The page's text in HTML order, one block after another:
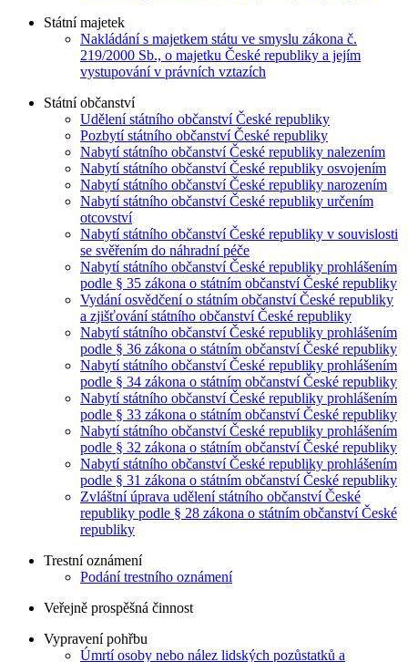
Státní majetek
Nakládání s majetkem státu ve smyslu zákona č.
219/2000 Sb., o majetku České republiky a jejím
vystupování v právních vztazích
Státní občanství
Udělení státního občanství České republiky
Pozbytí státního občanství České republiky
Nabytí státního občanství České republiky nalezením
Nabytí státního občanství České republiky osvojením
Nabytí státního občanství České republiky narozením
Nabytí státního občanství České republiky určením
otcovství
Nabytí státního občanství České republiky v souvislosti
se svěřením do náhradní péče
Nabytí státního občanství České republiky prohlášením
podle § 35 zákona o státním občanství České republiky
Vydání osvědčení o státním občanství České republiky
a zjišťování státního občanství České republiky
Nabytí státního občanství České republiky prohlášením
podle § 36 zákona o státním občanství České republiky
Nabytí státního občanství České republiky prohlášením
podle § 34 zákona o státním občanství České republiky
Nabytí státního občanství České republiky prohlášením
podle § 33 zákona o státním občanství České republiky
Nabytí státního občanství České republiky prohlášením
podle § 32 zákona o státním občanství České republiky
Nabytí státního občanství České republiky prohlášením
podle § 31 zákona o státním občanství České republiky
Zvláštní úprava udělení státního občanství České
republiky podle § 28 zákona o státním občanství České
republiky
Trestní oznámení
Podání trestního oznámení
Veřejně prospěšná činnost
Vypravení pohřbu
Úmrtí osoby nebo nález lidských pozůstatků a